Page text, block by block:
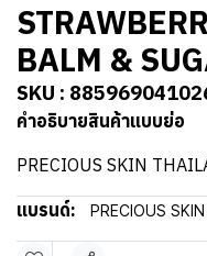
BALM &
SKU :
คำอธิบายสินค้าแบบย่อ
PRECIOUS SKIN
แบรนด์: PRECIOUS